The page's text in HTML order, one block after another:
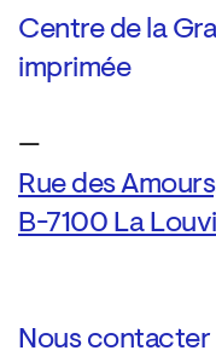
Centre de la
imprimée
—
Rue des
B-7100 La
Nous contacter